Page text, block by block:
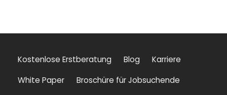
Kostenlose Erstberatung Blog
Karriere
White Paper
Broschüre für Jobsuchende